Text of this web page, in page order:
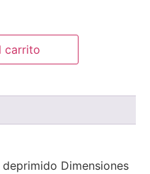
carrito
Dimensiones